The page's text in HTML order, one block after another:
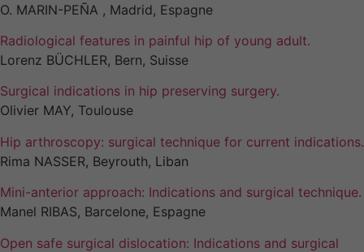
O. MARIN-PEÑA , Madrid, Espagne
Radiological features in painful hip of young adult.
Lorenz BÜCHLER, Bern, Suisse
Surgical indications in hip preserving surgery.
Olivier MAY, Toulouse
Hip arthroscopy: surgical technique for current indications.
Rima NASSER, Beyrouth, Liban
Mini-anterior approach: Indications and surgical technique.
Manel RIBAS, Barcelone, Espagne
Open safe surgical dislocation: Indications and surgical